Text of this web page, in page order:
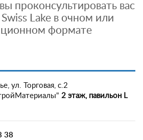
проконсультировать вас
Lake в очном или
формате
ул. Торговая, с.2
2 этаж, павильон L
38